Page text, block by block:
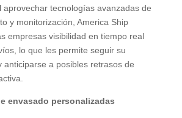
aprovechar tecnologías avanzadas de
y monitorización, America Ship
empresas visibilidad en tiempo real
lo que les permite seguir su
anticiparse a posibles retrasos de
envasado personalizadas